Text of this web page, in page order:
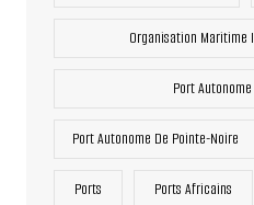
Organisation
Port
Port Autonome De Pointe-Noire
Ports Ports Africains